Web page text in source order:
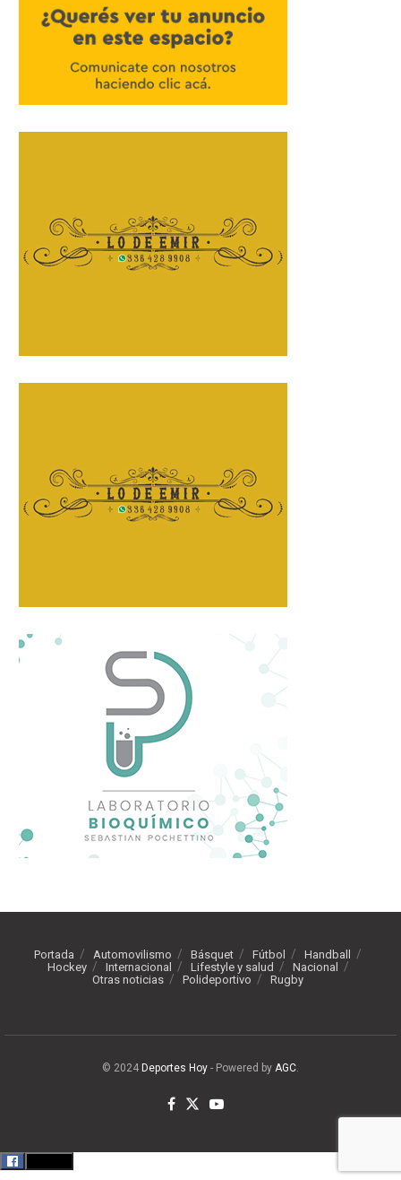
Portada Automovilismo Básquet Fútbol
Handball
Hockey
Internacional Lifestyle y salud
Nacional
Otras noticias
Polideportivo Rugby
© 2024 Deportes Hoy - Powered by AGC